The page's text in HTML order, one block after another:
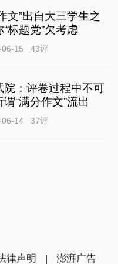
文”出自大三学生之
标题党”欠考虑
15 43评
院：评卷过程中不可
“满分作文”流出
14 37评
律声明 | 澎湃广告